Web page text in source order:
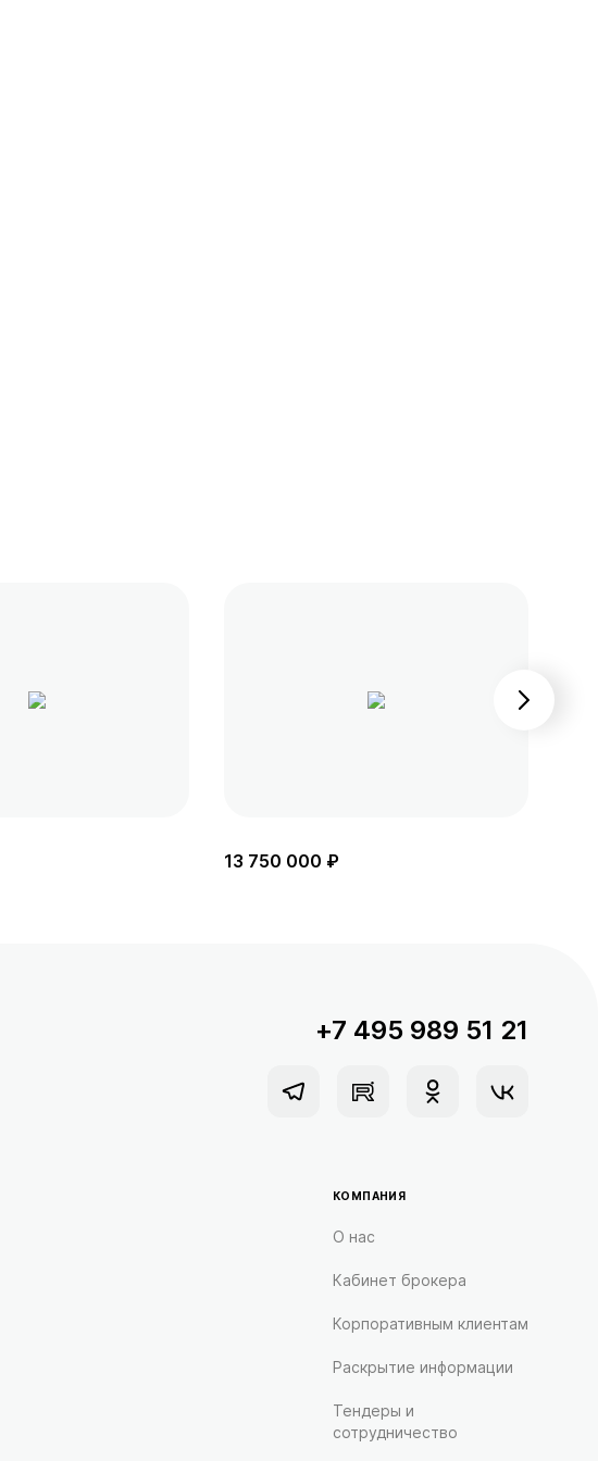
13 750 000 ₽
+7 495 989 51 21
КОМПАНИЯ
О нас
Кабинет брокера
Корпоративным клиентам
Раскрытие информации
Тендеры и
сотрудничество